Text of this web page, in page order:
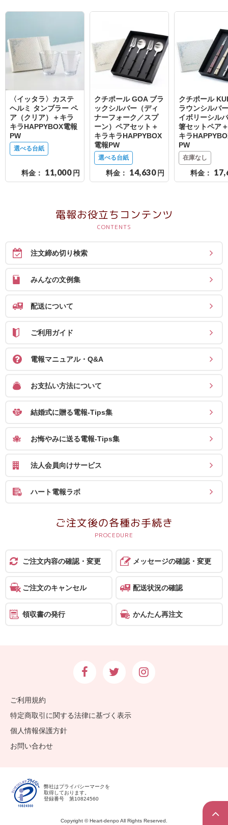
〈イッタラ〉カステ
ヘルミ タンブラー ペ
ア（クリア）＋キラ
キラHAPPYBOX電報
PW
選べる台紙
料金： 11,000 円
クチポール GOA ブラ
ックシルバー（ディ
ナーフォーク／スプ
ーン）ペアセット＋
キラキラHAPPYBOX
電報PW
選べる台紙
料金： 14,630 円
クチポール
ラウンシルバ
イボリーシル
箸セットペア
キラ
PW
在庫なし
料金：
電報お役立ちコンテンツ
注文締め切り検索
みんなの文例集
配送について
ご利用ガイド
電報マニュアル・Q&A
お支払い方法について
結婚式に贈る電報-Tips集
お悔やみに送る電報-Tips集
法人会員向けサービス
ハート電報ラボ
ご注文後の各種お手続き
ご注文内容の確認・変更 メッセージの確認・変更
ご注文のキャンセル 配送状況の確認
領収書の発行 かんたん再注文
ご利用規約
特定商取引に関する法律に基づく表示
個人情報保護方針
お問い合わせ
弊社はプライバシーマークを
取得しております。
登録番号 第10824560
Copyright © Heart-denpo All Rights Reserved.